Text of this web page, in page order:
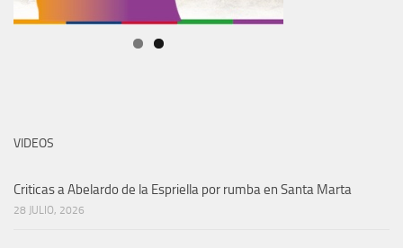
VIDEOS
Criticas a Abelardo de la Espriella por rumba en Santa Marta
28 JULIO, 2026